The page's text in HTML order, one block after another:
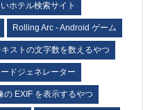
ホテル検索サイト
Rolling Arc - Android ゲーム
キストの文字数を数えるやつ
ドジェネレーター
の EXIF を表示するやつ